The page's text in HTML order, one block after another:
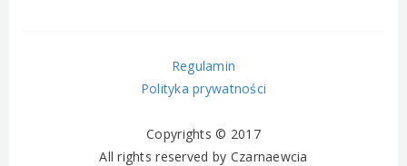
Regulamin
Polityka prywatności
Copyrights © 2017
All rights reserved by Czarnaewcia